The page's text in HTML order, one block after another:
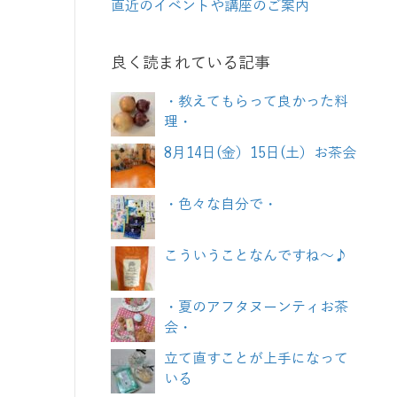
直近のイベントや講座のご案内
良く読まれている記事
・教えてもらって良かった料
理・
8月14日(金）15日(土）お茶会
・色々な自分で・
こういうことなんですね～♪
・夏のアフタヌーンティお茶
会・
立て直すことが上手になって
いる